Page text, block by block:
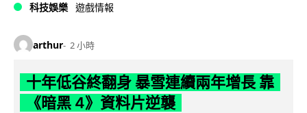
科技娛樂 遊戲情報
arthur 2 小時
十年低谷終翻身 暴雪連續兩年增長 靠
《暗黑 4》資料片逆襲